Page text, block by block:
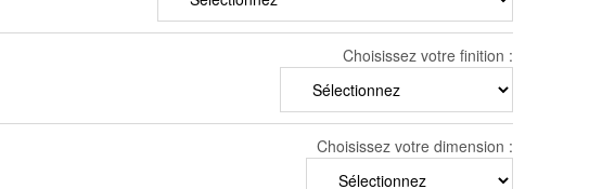
Choisissez votre finition :
Choisissez votre dimension :